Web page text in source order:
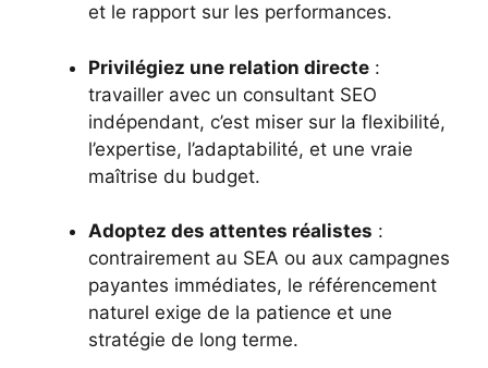
et le rapport sur les performances.
Privilégiez une relation directe :
travailler avec un consultant SEO
indépendant, c’est miser sur la flexibilité,
l’expertise, l’adaptabilité, et une vraie
maîtrise du budget.
Adoptez des attentes réalistes :
contrairement au SEA ou aux campagnes
payantes immédiates, le référencement
naturel exige de la patience et une
stratégie de long terme.